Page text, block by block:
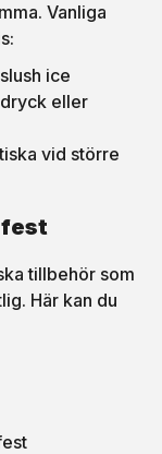
Vanliga
ice
eller
vid större
fest
tillbehör som
Här kan du